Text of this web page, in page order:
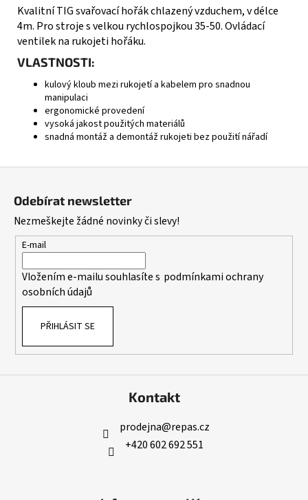
Kvalitní TIG svařovací hořák chlazený vzduchem, v délce
4m. Pro stroje s velkou rychlospojkou 35-50. Ovládací
ventilek na rukojeti hořáku.
VLASTNOSTI:
kulový kloub mezi rukojetí a kabelem pro snadnou
manipulaci
ergonomické provedení
vysoká jakost použitých materiálů
snadná montáž a demontáž rukojeti bez použití nářadí
Odebírat newsletter
Nezmeškejte žádné novinky či slevy!
E-mail
Vložením e-mailu souhlasíte s podmínkami ochrany
osobních údajů
PŘIHLÁSIT SE
Kontakt
prodejna@repas.cz
+420 602 692 551